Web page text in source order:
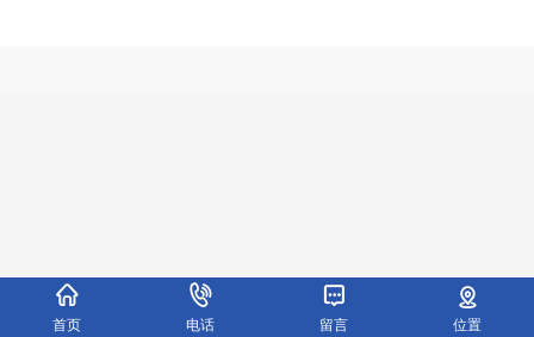
首页 电话 留言 位置